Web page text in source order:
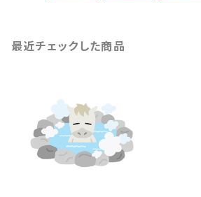
最近チェックした商品